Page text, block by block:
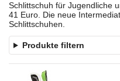
Schlittschuh für Jugendliche
41 Euro. Die neue
Schlittschuhen.
Produkte filtern